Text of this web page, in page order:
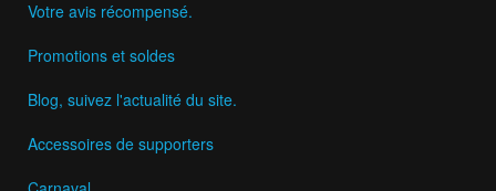
Votre avis récompensé.
Promotions et soldes
Blog, suivez l'actualité du site.
Accessoires de supporters